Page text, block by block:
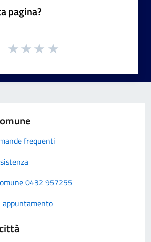
pagina?
frequenti
0432 957255
appuntamento